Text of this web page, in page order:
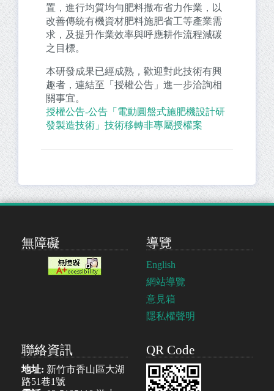
置，進行均質均勻肥料撒布省力作業，以
改善傳統有機資材肥料施肥省工等產業需
求，及提升作業效率與呼應耕作流程減碳
之目標。
本研發成果已經成熟，歡迎對此技術有興
趣者，連結至「授權公告」進一步洽詢相
關事宜。
授權公告-公告「電動圓盤式施肥機設計研
發製造技術」技術移轉非專屬授權案
無障礙 導覽
English
網站導覽
意見箱
隱私權聲明
聯絡資訊
地址: 新竹市香山區大湖
路51巷1號
QR Code